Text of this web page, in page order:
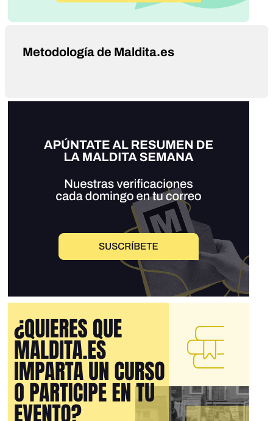
Metodología de Maldita.es